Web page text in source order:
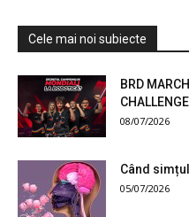
Cele mai noi subiecte
BRD
08/07/2026
Când
05/07/2026